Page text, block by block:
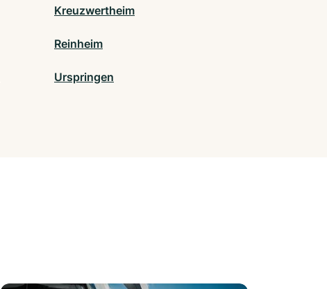
Kreuzwertheim
Reinheim
Urspringen